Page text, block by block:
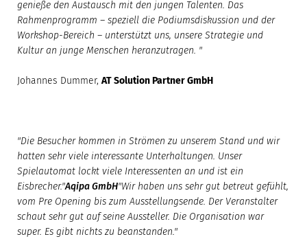
genieße den Austausch mit den jungen Talenten. Das
Rahmenprogramm – speziell die Podiumsdiskussion und der
Workshop-Bereich – unterstützt uns, unsere Strategie und
Kultur an junge Menschen heranzutragen. "
Johannes Dummer, AT Solution Partner GmbH
"Die Besucher kommen in Strömen zu unserem Stand und wir
hatten sehr viele interessante Unterhaltungen. Unser
Spielautomat lockt viele Interessenten an und ist ein
Eisbrecher."Aqipa GmbH"Wir haben uns sehr gut betreut gefühlt,
vom Pre Opening bis zum Ausstellungsende. Der Veranstalter
schaut sehr gut auf seine Aussteller. Die Organisation war
super. Es gibt nichts zu beanstanden."